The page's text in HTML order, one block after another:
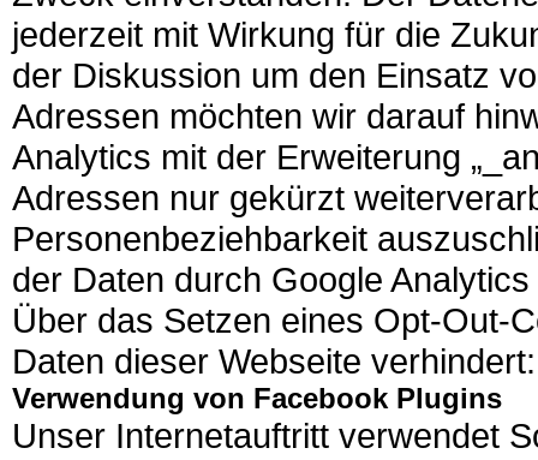
jederzeit mit Wirkung für die
der Diskussion um den Einsatz
Adressen möchten wir darauf
Analytics mit der Erweiterung
Adressen nur gekürzt
Personenbeziehbarkeit
der Daten durch Google
Über das Setzen eines Opt-Out-
Daten dieser Webseite
Verwendung von Facebook Plugins
Unser Internetauftritt verwendet